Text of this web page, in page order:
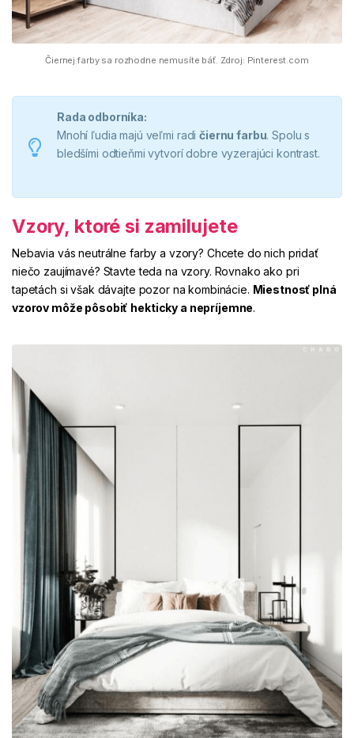
Čiernej farby sa rozhodne nemusíte báť. Zdroj: Pinterest.com
Rada odborníka:
Mnohí ľudia majú veľmi radičiernu farbu. Spolu s
bledšími odtieňmi vytvorí dobre vyzerajúci kontrast.
Vzory, ktoré si zamilujete
Nebavia vás neutrálne farby a vzory? Chcete do nich pridať
niečo zaujímavé? Stavte teda na vzory. Rovnako ako pri
tapetách si však dávajte pozor na kombinácie. Miestnosť plná
vzorov môže pôsobiť hekticky a nepríjemne.